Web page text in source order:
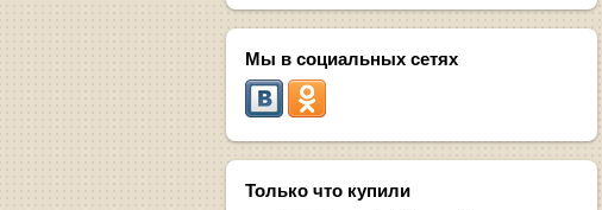
Мы в социальных сетях
Только что купили